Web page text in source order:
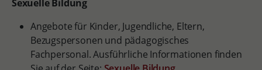
Sexuelle Bildung
Angebote für Kinder, Jugendliche, Eltern,
Bezugspersonen und pädagogisches
Fachpersonal. Ausführliche Informationen finden